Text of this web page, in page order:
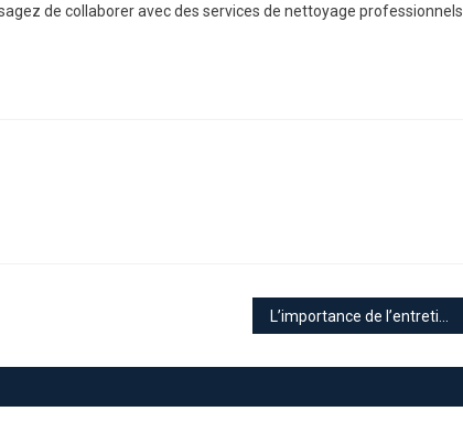
de collaborer avec des services de nettoyage professionnels